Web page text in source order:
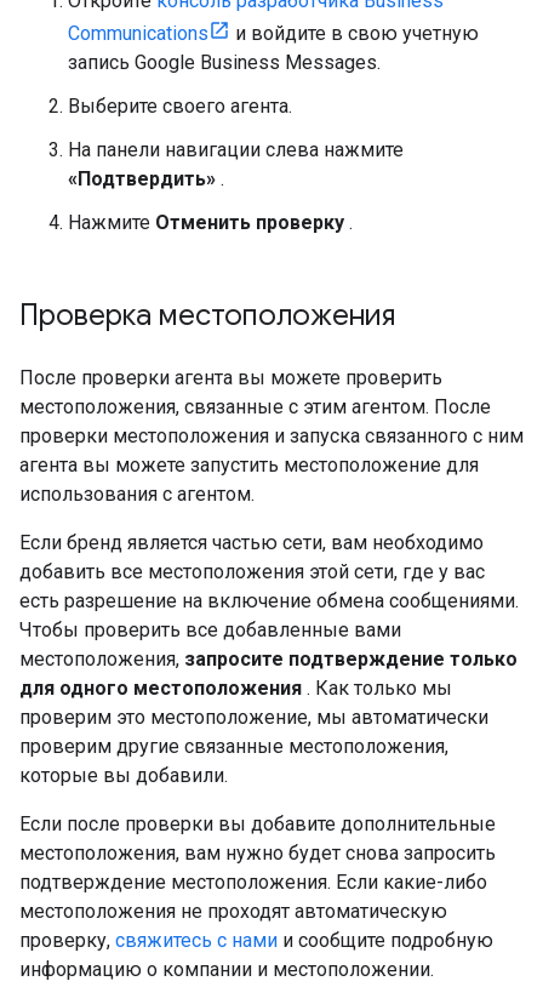
Communications
и войдите в свою учетную
запись Google Business Messages.
Выберите своего агента.
На панели навигации слева нажмите
«Подтвердить» .
Нажмите Отменить проверку .
Проверка местоположения
После проверки агента вы можете проверить
местоположения, связанные с этим агентом. После
проверки местоположения и запуска связанного с ним
агента вы можете запустить местоположение для
использования с агентом.
Если бренд является частью сети, вам необходимо
добавить все местоположения этой сети, где у вас
есть разрешение на включение обмена сообщениями.
Чтобы проверить все добавленные вами
местоположения, запросите подтверждение только
для одного местоположения . Как только мы
проверим это местоположение, мы автоматически
проверим другие связанные местоположения,
которые вы добавили.
Если после проверки вы добавите дополнительные
местоположения, вам нужно будет снова запросить
подтверждение местоположения. Если какие-либо
местоположения не проходят автоматическую
проверку, свяжитесь с нами и сообщите подробную
информацию о компании и местоположении.